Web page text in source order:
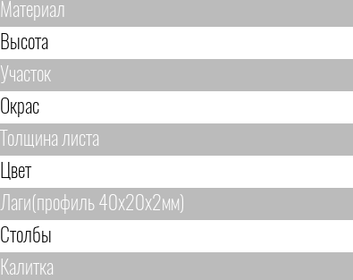
Материал
Высота
Участок
Окрас
Толщина листа
Цвет
Лаги(профиль 40х20х2мм)
Столбы
Калитка